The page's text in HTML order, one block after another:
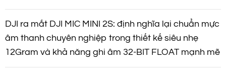
DJI ra mắt DJI MIC MINI 2S: định nghĩa lại chuẩn mực
âm thanh chuyên nghiệp trong thiết kế siêu nhẹ
12Gram và khả năng ghi âm 32-BIT FLOAT mạnh mẽ